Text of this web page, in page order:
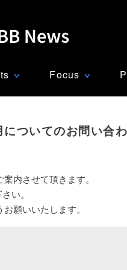
∨ Focus ∨
ついてのお問い合
内させて頂きます。
い。
願いいたします。